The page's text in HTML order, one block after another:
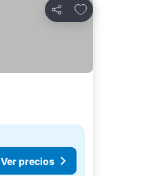
Compartir
Añadir a favoritos
Ver precios